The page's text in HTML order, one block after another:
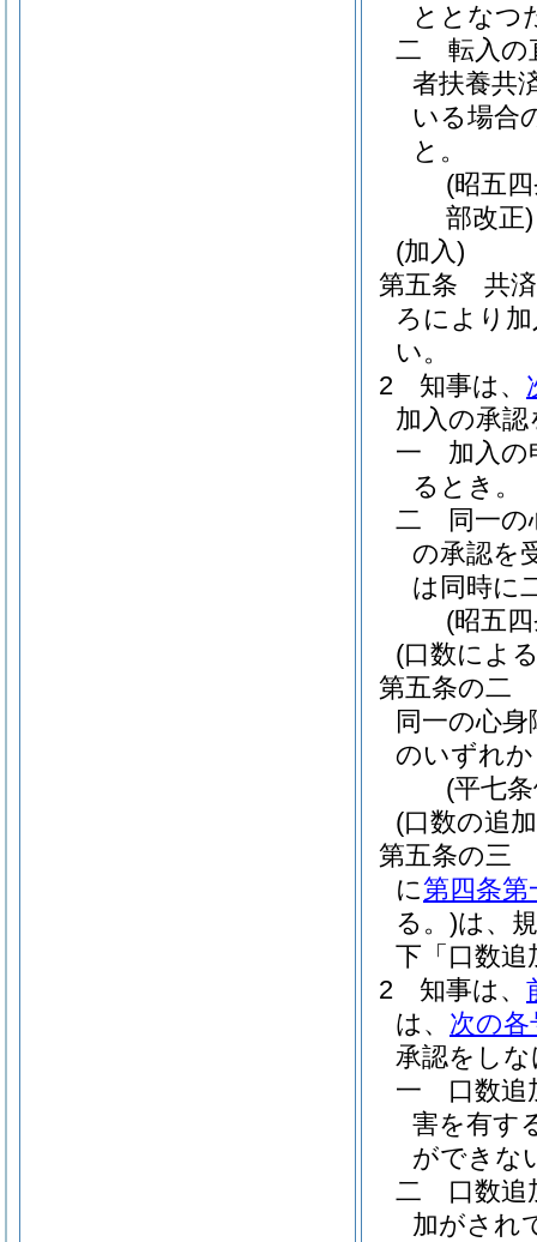
ととなつ
二
転入の
者扶養共
いる場合
と。
(昭五
部改正)
(加入)
第五条
共
ろにより
い。
2
知事は、
加入の承
一
加入の
るとき。
二
同一
の承認を
は同時に
(昭五
(口数によ
第五条の二
同一の心
のいずれ
(平七
(口数の追
第五条の三
に第四条第
る。)は、
下「口数追
2
知事は、
は、 次の各
承認をし
一
口数
害を有す
ができな
二
口数
加がされ